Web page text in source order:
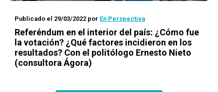
Publicado el 29/03/2022 por En Perspectiva
Referéndum en el interior del país: ¿Cómo fue
la votación? ¿Qué factores incidieron en los
resultados? Con el politólogo Ernesto Nieto
(consultora Ágora)